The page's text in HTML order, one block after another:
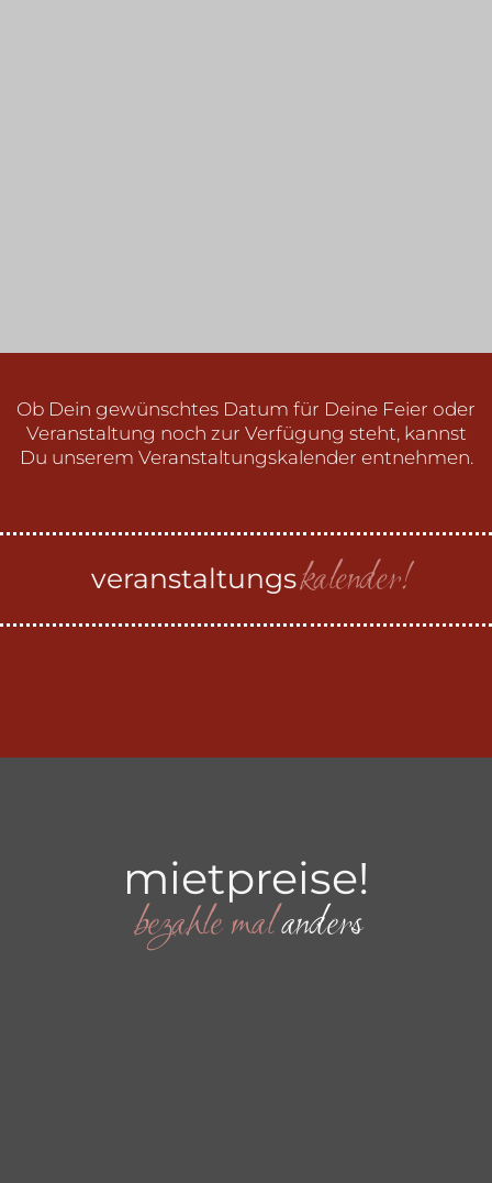
Ob Dein gewünschtes Datum für Deine Feier oder
Veranstaltung noch zur Verfügung steht, kannst
Du unserem Veranstaltungskalender entnehmen.
veranstaltungskalender!
mietpreise!
bezahlemalanders